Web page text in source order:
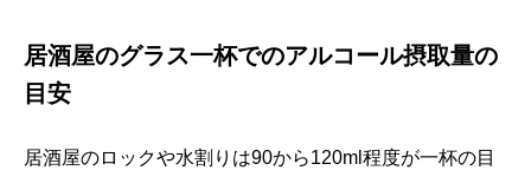
居酒屋のグラス一杯でのアルコール摂取量の
目安
居酒屋のロックや水割りは90から120ml程度が一杯の目